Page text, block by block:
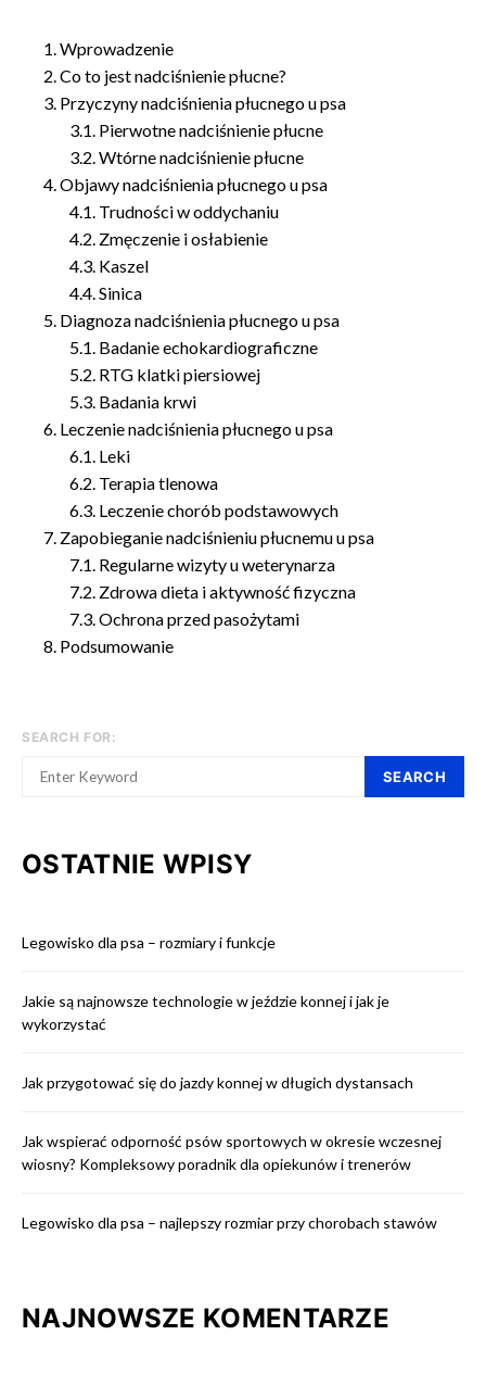
Wprowadzenie
Co to jest nadciśnienie płucne?
Przyczyny nadciśnienia płucnego u psa
Pierwotne nadciśnienie płucne
Wtórne nadciśnienie płucne
Objawy nadciśnienia płucnego u psa
Trudności w oddychaniu
Zmęczenie i osłabienie
Kaszel
Sinica
Diagnoza nadciśnienia płucnego u psa
Badanie echokardiograficzne
RTG klatki piersiowej
Badania krwi
Leczenie nadciśnienia płucnego u psa
Leki
Terapia tlenowa
Leczenie chorób podstawowych
Zapobieganie nadciśnieniu płucnemu u psa
Regularne wizyty u weterynarza
Zdrowa dieta i aktywność fizyczna
Ochrona przed pasożytami
Podsumowanie
SEARCH FOR:
SEARCH
OSTATNIE WPISY
Legowisko dla psa – rozmiary i funkcje
Jakie są najnowsze technologie w jeździe konnej i jak je
wykorzystać
Jak przygotować się do jazdy konnej w długich dystansach
Jak wspierać odporność psów sportowych w okresie wczesnej
wiosny? Kompleksowy poradnik dla opiekunów i trenerów
Legowisko dla psa – najlepszy rozmiar przy chorobach stawów
NAJNOWSZE KOMENTARZE